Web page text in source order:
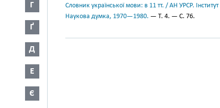
Г
Ґ
Д
Е
Є
Словник української мови: в 11 тт. / АН УРСР.
Наукова думка, 1970—1980. — Т. 4. — С. 76.